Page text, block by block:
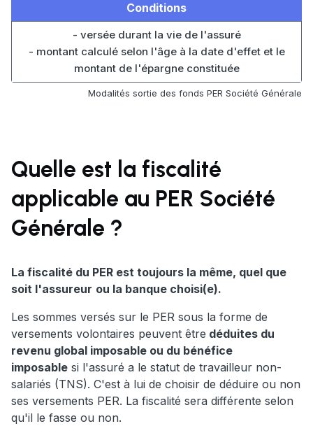
Conditions
- versée durant la vie de l'assuré
- montant calculé selon l'âge à la date d'effet et le
montant de l'épargne constituée
Modalités sortie des fonds PER Société Générale
Quelle est la fiscalité
applicable au PER Société
Générale ?
La fiscalité du PER est toujours la même, quel que
soit l'assureur ou la banque choisi(e).
Les sommes versés sur le PER sous la forme de
versements volontaires peuvent être déduites du
revenu global imposable ou du bénéfice
imposable si l'assuré a le statut de travailleur non-
salariés (TNS). C'est à lui de choisir de déduire ou non
ses versements PER. La fiscalité sera différente selon
qu'il le fasse ou non.